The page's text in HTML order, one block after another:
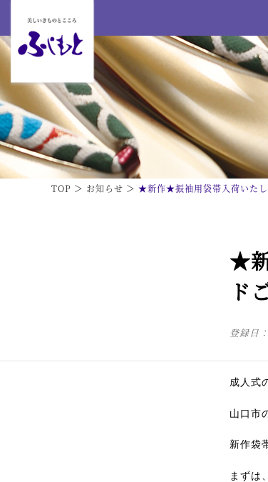
TOP お知らせ ★新作★振袖用袋帯入荷いた
★
ド
登録日：
成人式
山口市
新作袋
まずは